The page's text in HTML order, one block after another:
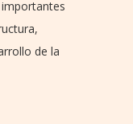
de la